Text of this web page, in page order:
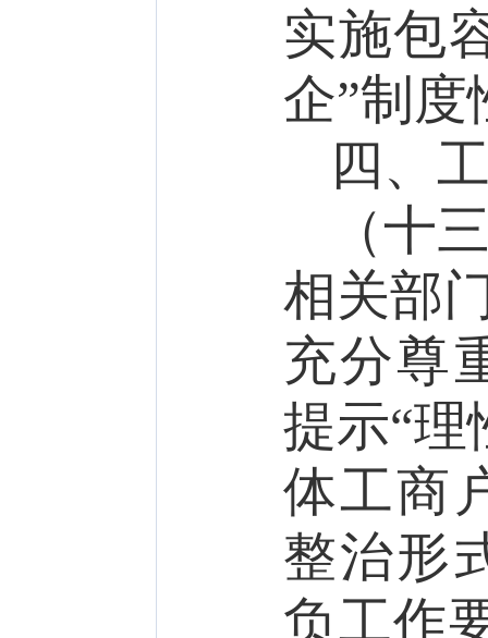
实施包
企”制度
四、
（十
相关部
充分尊
提示“理
体工商
整治形
负工作